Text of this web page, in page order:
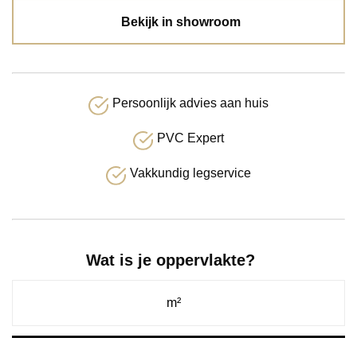
Bekijk in showroom
Persoonlijk advies aan huis
PVC Expert
Vakkundig legservice
Wat is je oppervlakte?